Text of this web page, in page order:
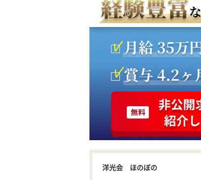
洋光会 ほのぼの